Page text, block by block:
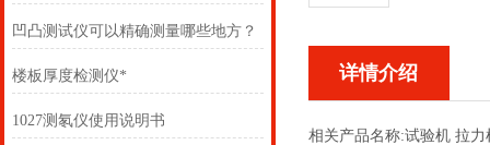
凹凸测试仪可以精确测量哪些地方？
楼板厚度检测仪*
1027测氡仪使用说明书
详情介绍
相关产品名称:试验机 拉